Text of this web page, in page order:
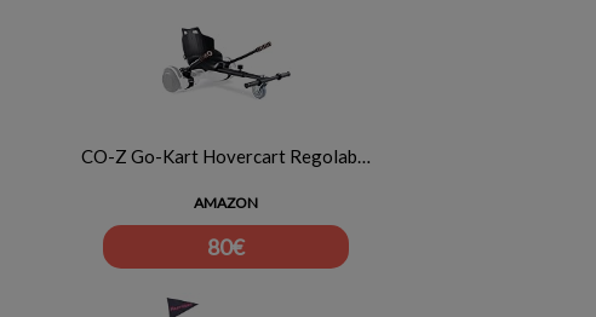
CO-Z Go-Kart Hovercart Regolab…
AMAZON
80€